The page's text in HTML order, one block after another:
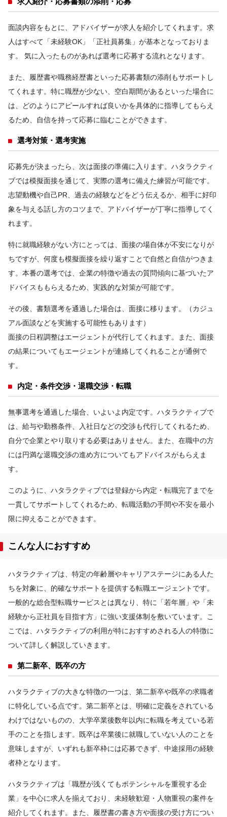
面談内容をもとに、アドバイザーが求人を紹介してくれます。求
人はすべて「未経験OK」「正社員募集」が基本となっておりま
す。 気に入ったものがあれば選考に応募する流れとなります。
また、履歴書や職務経歴書といった応募書類の添削もサポートし
てくれます。特に職歴が少ない、空白期間があるといった場合に
は、どのようにアピールすれば良いかを具体的に指導してもらえ
るため、自信を持って応募に臨むことができます。
選考対策・選考実施
応募先が決まったら、次は面接の準備に入ります。ハタラクティ
ブでは模擬面接を通じて、実際の選考に備えた練習が可能です。
志望動機や自己PR、過去の経験などをどう伝えるか、相手に好印
象を与える話し方のコツまで、アドバイザーが丁寧に指導してく
れます。
特に就職経験がない方にとっては、面接の場自体が不安になりが
ちですが、何度も模擬面接を繰り返すことで自然と自信がつきま
す。本番の選考では、企業の特徴や過去の質問傾向に基づいたア
ドバイスももらえるため、実践的な対策が可能です。
その後、書類選考を通過した場合は、面接に移ります。（カジュ
アル面談などを実施する可能性もあります）
面接の日程調整はエージェントが代行してくれます。また、面接
の結果についてもエージェントが連絡してくれることが通例で
す。
内定・条件交渉・退職交渉・転職
無事選考を通過した場合、いよいよ内定です。ハタラクティブで
は、給与や勤務条件、入社日などの交渉も代行してくれるため、
自分で企業とやり取りする必要はありません。また、在職中の方
には円満な退職交渉の進め方についてもアドバイスがもらえま
す。
このように、ハタラクティブでは登録から内定・転職完了までを
一貫してサポートしてくれるため、転職活動の手間や不安を最小
限に抑えることができます。
こんな人におすすめ
ハタラクティブは、特定の年齢層やキャリアステージにある人た
ちを対象に、的確なサポートを提供する転職エージェントです。
一般的な総合型転職サービスとは異なり、特に「若年層」や「未
経験から正社員を目指す方」に強い支援体制を敷いています。こ
こでは、ハタラクティブの利用が特におすすめされる人の特徴に
ついて詳しく解説していきます。
第二新卒、既卒の方
ハタラクティブの大きな特徴の一つは、第二新卒や既卒の求職者
に特化している点です。第二新卒とは、明確に定義をされている
わけではないものの、大学卒業後数年以内に転職を考えている若
手のことを指します。既卒は卒業後に就職していない人のことを
意味しますが、いずれも新卒枠には応募できず、中途採用の経験
者枠となります。
ハタラクティブは「職歴が浅くてもポテンシャルを重視する企
業」を中心に求人を揃えており、未経験歓迎・人物重視の案件を
紹介してくれます。また、履歴書の書き方や面接の受け方につい